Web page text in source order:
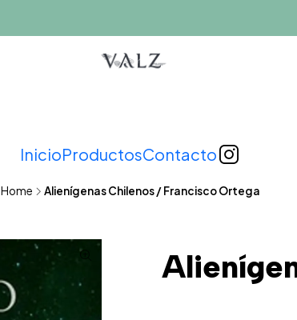
InicioProductosContacto
Home Alienígenas Chilenos / Francisco Ortega